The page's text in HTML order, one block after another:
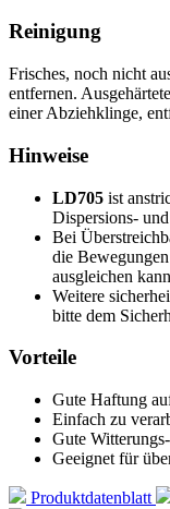
Reinigung
Frisches, noch nicht
entfernen.
einer Abziehklinge,
Hinweise
LD705 ist
Dispersions-
Bei
die
ausgleichen
Weitere
bitte dem
Vorteile
Gute Haftung
Einfach zu
Gute
Geeignet für
Produktdatenblatt